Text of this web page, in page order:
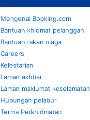
Mengenai Booking.com
Bantuan khidmat pelanggan
Bantuan rakan niaga
Careers
Kelestarian
Laman akhbar
Laman maklumat keselamatan
Hubungan pelabur
Terma Perkhidmatan